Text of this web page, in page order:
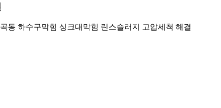
동 하수구막힘 싱크대막힘 린스슬러지 고압세척 해결